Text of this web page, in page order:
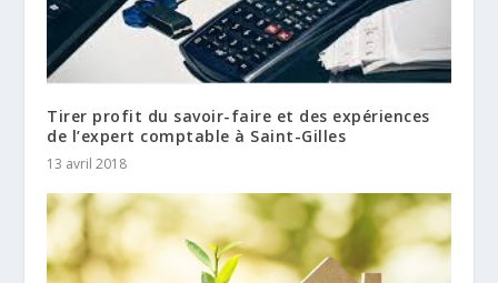
Tirer profit du savoir-faire et des expériences
de l’expert comptable à Saint-Gilles
13 avril 2018